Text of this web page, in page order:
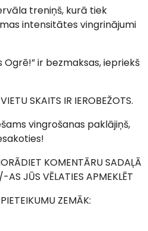
treniņš, kurā tiek
intensitātes vingrinājumi
Ogrē!” ir bezmaksas, iepriekš
SKAITS IR IEROBEŽOTS.
vingrošanas paklājiņš,
KOMENTĀRU SADAĻĀ
JŪS VĒLATIES APMEKLĒT
ZEMĀK: